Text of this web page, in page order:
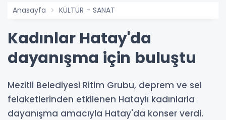
Anasayfa KÜLTÜR - SANAT
Kadınlar Hatay'da
dayanışma için buluştu
Mezitli Belediyesi Ritim Grubu, deprem ve sel
felaketlerinden etkilenen Hataylı kadınlarla
dayanışma amacıyla Hatay'da konser verdi.